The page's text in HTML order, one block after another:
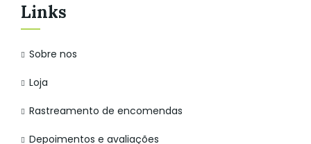
Links
Sobre nos
Loja
Rastreamento de encomendas
Depoimentos e avaliações